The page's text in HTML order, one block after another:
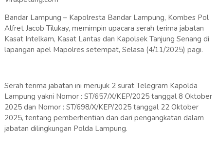
Bandar Lampung – Kapolresta Bandar Lampung, Kombes Pol
Alfret Jacob Tilukay, memimpin upacara serah terima jabatan
Kasat Intelkam, Kasat Lantas dan Kapolsek Tanjung Senang di
lapangan apel Mapolres setempat, Selasa (4/11/2025) pagi.
Serah terima jabatan ini merujuk 2 surat Telegram Kapolda
Lampung yakni Nomor : ST/657/X/KEP/2025 tanggal 8 Oktober
2025 dan Nomor : ST/698/X/KEP/2025 tanggal 22 Oktober
2025, tentang pemberhentian dan dari pengangkatan dalam
jabatan dilingkungan Polda Lampung.